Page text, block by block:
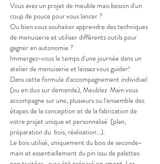
Vous avez un projet de meuble mais besoin d'un
coup de pouce pour vous lancer ?
Ou bien vous souhaiter apprendre des techniques
de menuiserie et utiliser différents outils pour
gagner en autonomie ?
Immergez-vous le temps d'une journée dans un
atelier de menuiserie et laissez vous guider!
Dans cette formule d'accompagnement individuel
(ou en duo sur demande), Meublez  Main vous
accompagne sur une, plusieurs ou l'ensemble des
étapes de la conception et de la fabrication de
votre projet unique et personnalisé  (plan,
préparation du  bois, réalisation...).
Le bois utilisé, uniquement du bois de seconde-
main et essentiellement du pin issu de palettes